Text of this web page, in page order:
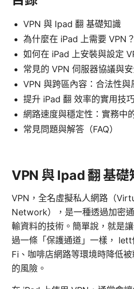
VPN 與 Ipad 翻 基礎知識
為什麼在 iPad 上需要 VPN？
如何在 iPad 上安裝與設定
常見的 VPN 伺服器協議與
VPN 與跨區內容：合法性與
提升 iPad 翻 效率的實用技
網路速度與穩定性：實務中
常見問題與解答（FAQ）
VPN 與 Ipad 翻 基礎
VPN，全名虛擬私人網路（
Network），是一種透過加密
輸資料的技術。簡單說，就是
過一條「保護通道」一樣，
Fi、咖啡店網路等環境時降低
的風險。